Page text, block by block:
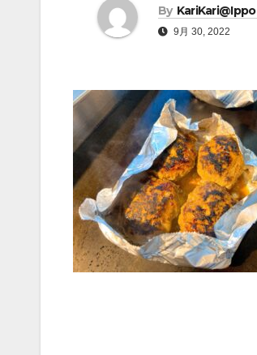
By KariKari@Ippo
9月 30, 2022